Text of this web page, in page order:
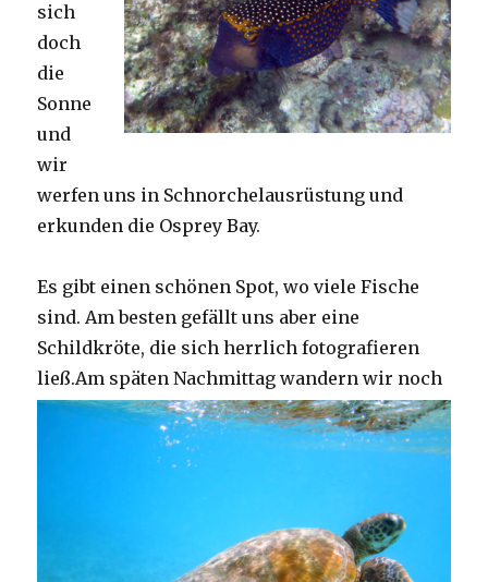
sich
doch
die
Sonne
und
wir
werfen uns in Schnorchelausrüstung und
erkunden die Osprey Bay.
Es gibt einen schönen Spot, wo viele Fische
sind. Am besten gefällt uns aber eine
Schildkröte, die sich herrlich fotografieren
ließ.Am späten Nachmittag wandern wir noch